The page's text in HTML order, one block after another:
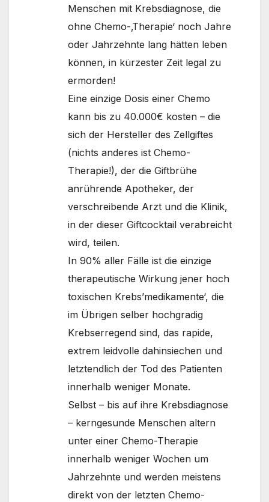
Menschen mit Krebsdiagnose, die
ohne Chemo-‚Therapie‘ noch Jahre
oder Jahrzehnte lang hätten leben
können, in kürzester Zeit legal zu
ermorden!
Eine einzige Dosis einer Chemo
kann bis zu 40.000€ kosten – die
sich der Hersteller des Zellgiftes
(nichts anderes ist Chemo-
Therapie!), der die Giftbrühe
anrührende Apotheker, der
verschreibende Arzt und die Klinik,
in der dieser Giftcocktail verabreicht
wird, teilen.
In 90% aller Fälle ist die einzige
therapeutische Wirkung jener hoch
toxischen Krebs’medikamente‘, die
im Übrigen selber hochgradig
Krebserregend sind, das rapide,
extrem leidvolle dahinsiechen und
letztendlich der Tod des Patienten
innerhalb weniger Monate.
Selbst – bis auf ihre Krebsdiagnose
– kerngesunde Menschen altern
unter einer Chemo-Therapie
innerhalb weniger Wochen um
Jahrzehnte und werden meistens
direkt von der letzten Chemo-